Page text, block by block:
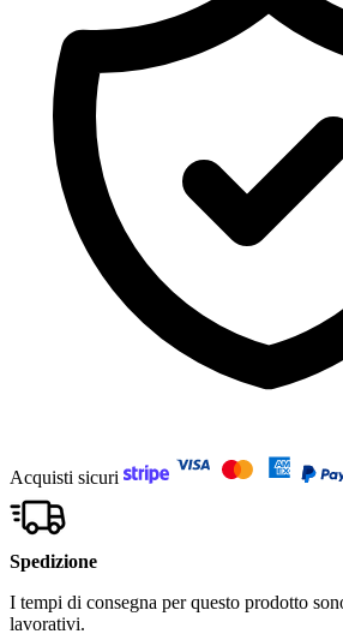
Acquisti sicuri
Spedizione
I tempi di consegna per questo prodotto
lavorativi.